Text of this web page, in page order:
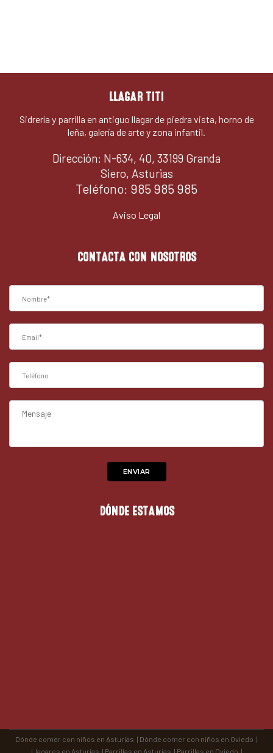
LLAGAR TITI
Sidrería y parrilla en antiguo llagar de piedra vista, horno de
leña, galería de arte y zona infantil.
Dirección: N-634, 40, 33199 Granda
Siero, Asturias
Teléfono: 985 985 985
Aviso Legal
CONTACTA CON NOSOTROS
DÓNDE ESTAMOS
Dónde comer con niños en Asturias | Dónde comer con niños en Oviedo |